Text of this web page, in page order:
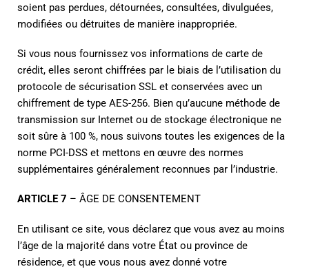
soient pas perdues, détournées, consultées, divulguées,
modifiées ou détruites de manière inappropriée.
Si vous nous fournissez vos informations de carte de
crédit, elles seront chiffrées par le biais de l’utilisation du
protocole de sécurisation SSL et conservées avec un
chiffrement de type AES-256. Bien qu’aucune méthode de
transmission sur Internet ou de stockage électronique ne
soit sûre à 100 %, nous suivons toutes les exigences de la
norme PCI-DSS et mettons en œuvre des normes
supplémentaires généralement reconnues par l’industrie.
ARTICLE 7 – ÂGE DE CONSENTEMENT
En utilisant ce site, vous déclarez que vous avez au moins
l’âge de la majorité dans votre État ou province de
résidence, et que vous nous avez donné votre